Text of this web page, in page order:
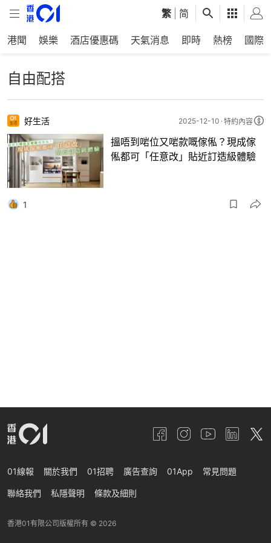
繁 简
港聞 娛樂 酒店優惠碼 天氣消息 即時 熱榜 國際
自由配搭
好生活 2025-12-10 特約內容
搵唔到啱位又啱款嘅傢俬？現成傢
俬都可「任意改」貼近訂造級體驗
1
01線報 關於我們 01招聘 廣告查詢 01App 常見問題
聯絡我們 私隱聲明 條款及細則
香港01有限公司版權所有 © 2026